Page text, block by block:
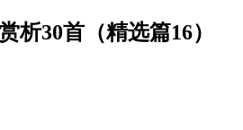
析30首（精选篇16）